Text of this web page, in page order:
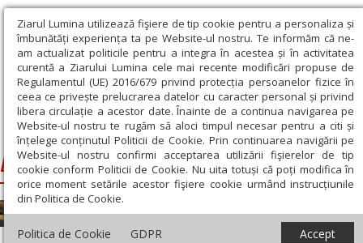
Ziarul Lumina utilizează fişiere de tip cookie pentru a personaliza și
îmbunătăți experiența ta pe Website-ul nostru. Te informăm că ne-
am actualizat politicile pentru a integra în acestea și în activitatea
curentă a Ziarului Lumina cele mai recente modificări propuse de
Regulamentul (UE) 2016/679 privind protecția persoanelor fizice în
ceea ce privește prelucrarea datelor cu caracter personal și privind
libera circulație a acestor date. Înainte de a continua navigarea pe
Website-ul nostru te rugăm să aloci timpul necesar pentru a citi și
înțelege conținutul Politicii de Cookie. Prin continuarea navigării pe
Website-ul nostru confirmi acceptarea utilizării fişierelor de tip
cookie conform Politicii de Cookie. Nu uita totuși că poți modifica în
orice moment setările acestor fişiere cookie urmând instrucțiunile
din Politica de Cookie.
Politica de Cookie GDPR Accept
Ziarul Lumina › Denie
Denie
Știri Știri